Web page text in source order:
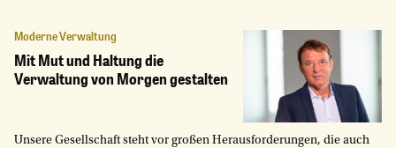
Moderne Verwaltung
Mit Mut und Haltung die
Verwaltung von Morgen gestalten
Unsere Gesellschaft steht vor großen Herausforderungen, die auch